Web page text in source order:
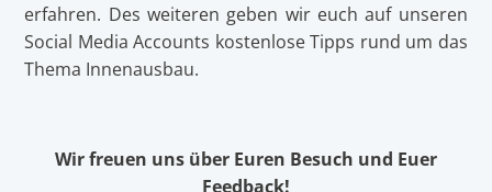
erfahren. Des weiteren geben wir euch auf unseren
Social Media Accounts kostenlose Tipps rund um das
Thema Innenausbau.
Wir freuen uns über Euren Besuch und Euer
Feedback!